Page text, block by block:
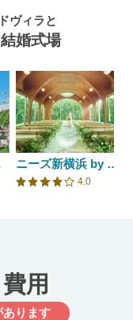
ヴィラと
婚式場
価
ニーズ新横浜 by T&G WEDDING(旧 アクアテラス迎賓館 新横浜)
口コミ評価
4.0
用
あります